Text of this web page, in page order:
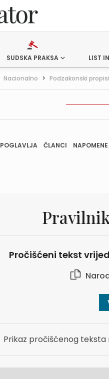
SUDSKA PRAKSA LIST
Nacionalno > Podzakonski propisi
POGLAVLJA ČLANCI NAPOMENE
Pročišćeni tekst vrijedi
Prikaz pročišćenog teksta